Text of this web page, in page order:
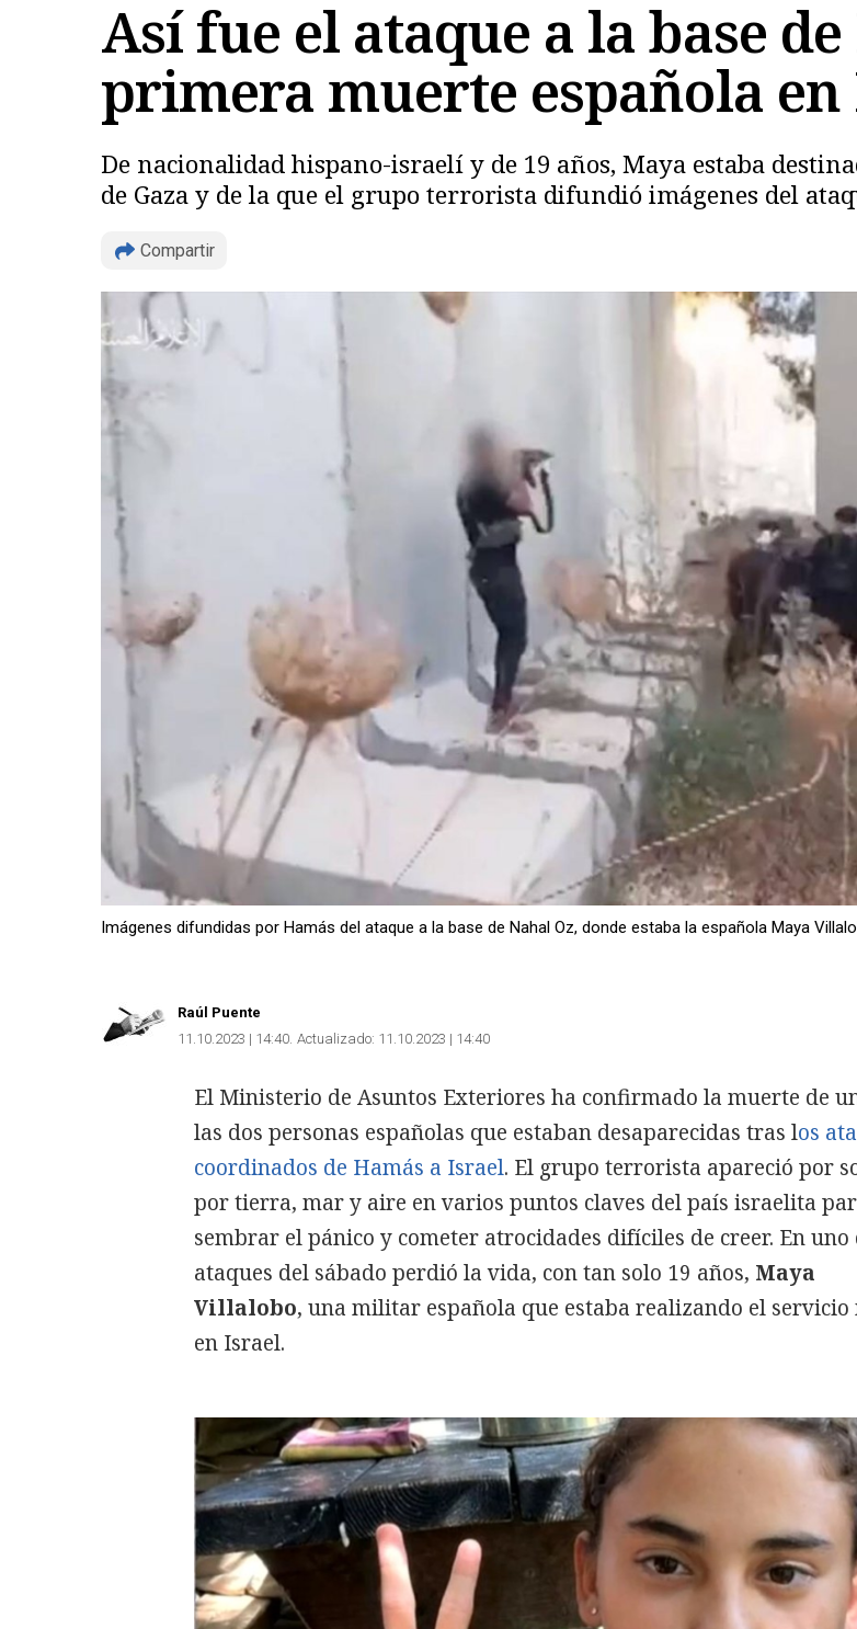
Así fue el ataque a la base
primera muerte española
De nacionalidad hispano-israelí y de 19 años, Maya estaba
de Gaza y de la que el grupo terrorista difundió imágenes del
Compartir
Imágenes difundidas por Hamás del ataque a la base de Nahal Oz, donde estaba la española Maya
Raúl Puente
11.10.2023 | 14:40 Actualizado: 11.10.2023 | 14:40
El Ministerio de Asuntos Exteriores ha confirmado la muerte de
las dos personas españolas que estaban desaparecidas tras los
coordinados de Hamás a Israel. El grupo terrorista apareció por
por tierra, mar y aire en varios puntos claves del país israelita
sembrar el pánico y cometer atrocidades difíciles de creer. En uno
ataques del sábado perdió la vida, con tan solo 19 años, Maya
Villalobo, una militar española que estaba realizando el
en Israel.